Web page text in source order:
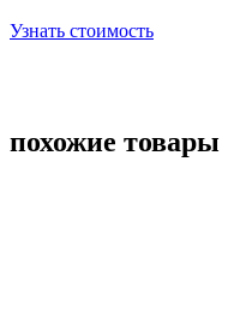
Узнать стоимость
похожие товары